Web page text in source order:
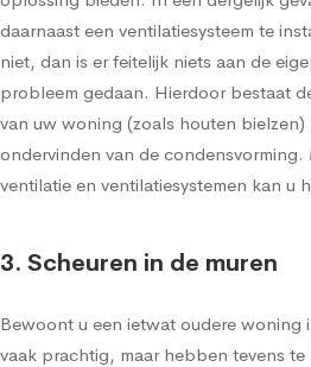
daarnaast een ventilatiesysteem te
niet, dan is er feitelijk niets aan de
probleem gedaan. Hierdoor bestaat
van uw woning (zoals houten bielzen)
ondervinden van de condensvorming.
ventilatie en ventilatiesystemen kan u
3. Scheuren in de muren
Bewoont u een ietwat oudere woning
vaak prachtig, maar hebben tevens